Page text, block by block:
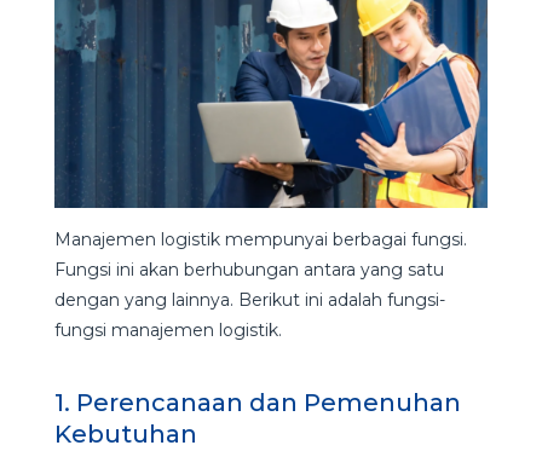
Manajemen logistik mempunyai berbagai fungsi.
Fungsi ini akan berhubungan antara yang satu
dengan yang lainnya. Berikut ini adalah fungsi-
fungsi manajemen logistik.
1. Perencanaan dan Pemenuhan
Kebutuhan